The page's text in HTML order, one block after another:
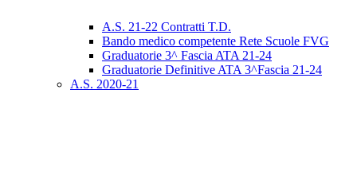
A.S. 21-22 Contratti T.D.
Bando medico competente Rete Scuole FVG
Graduatorie 3^ Fascia ATA 21-24
Graduatorie Definitive ATA 3^Fascia 21-24
A.S. 2020-21